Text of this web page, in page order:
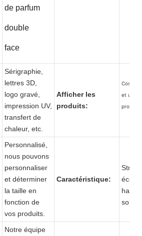
de parfum
double
face
Sérigraphie,
lettres 3D,
logo gravé,
impression UV,
transfert de
chaleur, etc.
Afficher les
produits:
et une
produits
Personnalisé,
nous pouvons
personnaliser
et déterminer
la taille en
fonction de
vos produits.
Caractéristique:
haute
solide.
Notre équipe